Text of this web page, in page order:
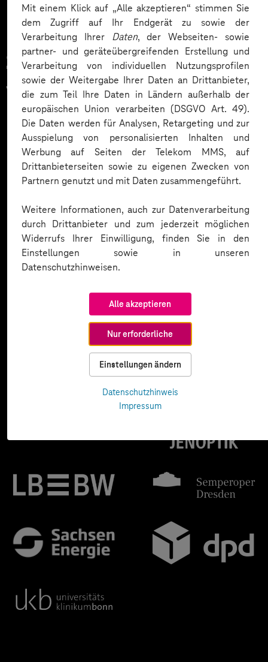
Mit einem Klick auf „Alle akzeptieren“ stimmen Sie
dem Zugriff auf Ihr Endgerät zu sowie der
Verarbeitung Ihrer Daten, der Webseiten- sowie
partner- und geräteübergreifenden Erstellung und
Verarbeitung von individuellen Nutzungsprofilen
sowie der Weitergabe Ihrer Daten an Drittanbieter,
die zum Teil Ihre Daten in Ländern außerhalb der
europäischen Union verarbeiten (DSGVO Art. 49).
Die Daten werden für Analysen, Retargeting und zur
Ausspielung von personalisierten Inhalten und
Werbung auf Seiten der Telekom MMS, auf
Drittanbieterseiten sowie zu eigenen Zwecken von
Partnern genutzt und mit Daten zusammengeführt.
Weitere Informationen, auch zur Datenverarbeitung
durch Drittanbieter und zum jederzeit möglichen
Widerrufs Ihrer Einwilligung, finden Sie in den
Einstellungen sowie in unseren
Datenschutzhinweisen.
Alle akzeptieren
Nur erforderliche
Einstellungen ändern
Datenschutzhinweis
Impressum
Zahlreiche Unternehmen
vertrauen auf unsere
Expertise. Hier eine Auswahl: